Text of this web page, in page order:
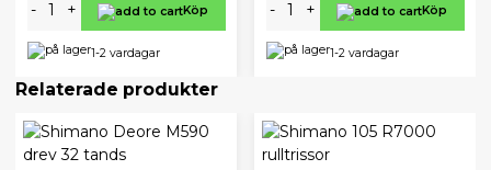
- + Köp
1-2 vardagar
- + Köp
1-2 vardagar
Relaterade produkter